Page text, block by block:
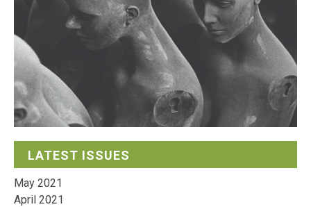
LATEST ISSUES
May 2021
April 2021